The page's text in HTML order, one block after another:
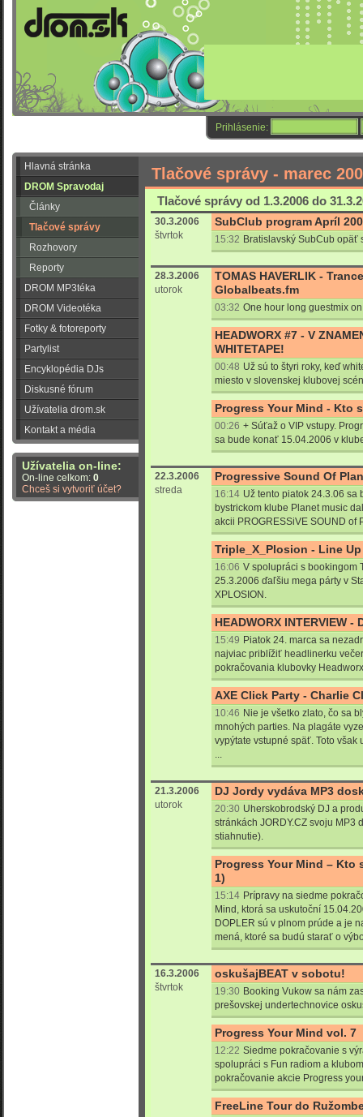
Prihlásenie:
Hlavná stránka
DROM Spravodaj
Články
Tlačové správy
Rozhovory
Reporty
DROM MP3téka
DROM Videotéka
Fotky & fotoreporty
Partylist
Encyklopédia DJs
Diskusné fórum
Užívatelia drom.sk
Kontakt a média
Užívatelia on-line:
On-line celkom: 0
Chceš si vytvoriť účet?
Tlačové správy - marec
Tlačové správy od 1.3.2006 do
30.3.2006
štvrtok
SubClub program Apríl
15:32 Bratislavský SubCub opäť
28.3.2006
utorok
TOMAS HAVERLIK -
Globalbeats.fm
03:32 One hour long guestmix
HEADWORX #7 - V
WHITETAPE!
00:48 Už sú to štyri roky, keď
miesto v slovenskej klubovej
Progress Your Mind - Kto
00:26 + Súťaž o VIP vstupy.
sa bude konať 15.04.2006 v
22.3.2006
streda
Progressive Sound Of
16:14 Už tento piatok 24.3.06 sa
bystrickom klube Planet music
akcii PROGRESSiVE SOUND of
Triple_X_Plosion - Line Up
16:06 V spolupráci s bookingom
25.3.2006 ďaľšiu mega párty v
XPLOSION.
HEADWORX INTERVIEW -
15:49 Piatok 24. marca sa
najviac priblížiť headlinerku
pokračovania klubovky
AXE Click Party - Charlie
10:46 Nie je všetko zlato, čo sa
mnohých parties. Na plagáte
vypýtate vstupné späť. Toto však
...
21.3.2006
utorok
DJ Jordy vydáva MP3
20:30 Uherskobrodský DJ a
stránkách JORDY.CZ svoju MP3
stiahnutie).
Progress Your Mind – Kto
1)
15:14 Prípravy na siedme
Mind, ktorá sa uskutoční
DOPLER sú v plnom prúde a je
mená, ktoré sa budú starať o
16.3.2006
štvrtok
oskušajBEAT v sobotu!
19:30 Booking Vukow sa nám
prešovskej undertechnovice
Progress Your Mind vol. 7
12:22 Siedme pokračovanie s
spolupráci s Fun radiom a
pokračovanie akcie Progress
FreeLine Tour do